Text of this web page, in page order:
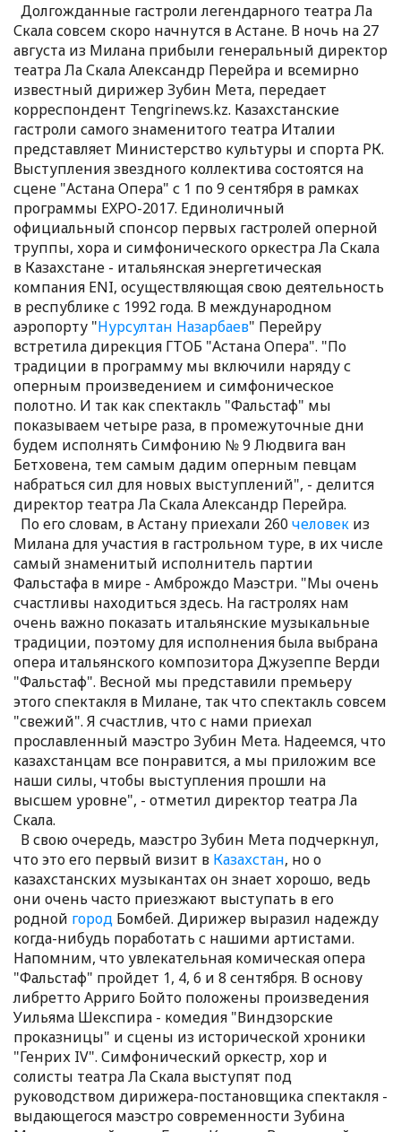
Долгожданные гастроли легендарного театра Ла
Скала совсем скоро начнутся в Астане. В ночь на 27
августа из Милана прибыли генеральный директор
театра Ла Скала Александр Перейра и всемирно
известный дирижер Зубин Мета, передает
корреспондент Tengrinews.kz. Казахстанские
гастроли самого знаменитого театра Италии
представляет Министерство культуры и спорта РК.
Выступления звездного коллектива состоятся на
сцене "Астана Опера" с 1 по 9 сентября в рамках
программы EXPO-2017. Единоличный
официальный спонсор первых гастролей оперной
труппы, хора и симфонического оркестра Ла Скала
в Казахстане - итальянская энергетическая
компания ENI, осуществляющая свою деятельность
в республике с 1992 года. В международном
аэропорту "Нурсултан Назарбаев" Перейру
встретила дирекция ГТОБ "Астана Опера". "По
традиции в программу мы включили наряду с
оперным произведением и симфоническое
полотно. И так как спектакль "Фальстаф" мы
показываем четыре раза, в промежуточные дни
будем исполнять Симфонию № 9 Людвига ван
Бетховена, тем самым дадим оперным певцам
набраться сил для новых выступлений", - делится
директор театра Ла Скала Александр Перейра.
По его словам, в Астану приехали 260 человек из
Милана для участия в гастрольном туре, в их числе
самый знаменитый исполнитель партии
Фальстафа в мире - Амброждо Маэстри. "Мы очень
счастливы находиться здесь. На гастролях нам
очень важно показать итальянские музыкальные
традиции, поэтому для исполнения была выбрана
опера итальянского композитора Джузеппе Верди
"Фальстаф". Весной мы представили премьеру
этого спектакля в Милане, так что спектакль совсем
"свежий". Я счастлив, что с нами приехал
прославленный маэстро Зубин Мета. Надеемся, что
казахстанцам все понравится, а мы приложим все
наши силы, чтобы выступления прошли на
высшем уровне", - отметил директор театра Ла
Скала.
В свою очередь, маэстро Зубин Мета подчеркнул,
что это его первый визит в Казахстан, но о
казахстанских музыкантах он знает хорошо, ведь
они очень часто приезжают выступать в его
родной город Бомбей. Дирижер выразил надежду
когда-нибудь поработать с нашими артистами.
Напомним, что увлекательная комическая опера
"Фальстаф" пройдет 1, 4, 6 и 8 сентября. В основу
либретто Арриго Бойто положены произведения
Уильяма Шекспира - комедия "Виндзорские
проказницы" и сцены из исторической хроники
"Генрих IV". Симфонический оркестр, хор и
солисты театра Ла Скала выступят под
руководством дирижера-постановщика спектакля -
выдающегося маэстро современности Зубина